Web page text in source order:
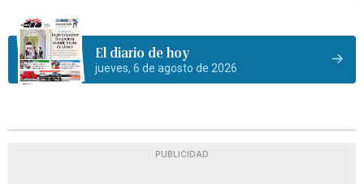
El diario de hoy
jueves, 6 de agosto de 2026
PUBLICIDAD